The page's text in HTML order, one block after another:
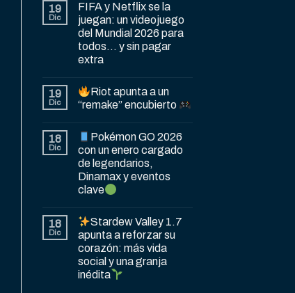
19
Dic
FIFA y Netflix se la
juegan: un videojuego
del Mundial 2026 para
todos… y sin pagar
extra
19
Dic
Riot apunta a un
“remake” encubierto
18
Dic
Pokémon GO 2026
con un enero cargado
de legendarios,
Dinamax y eventos
clave
18
Dic
Stardew Valley 1.7
apunta a reforzar su
corazón: más vida
social y una granja
inédita